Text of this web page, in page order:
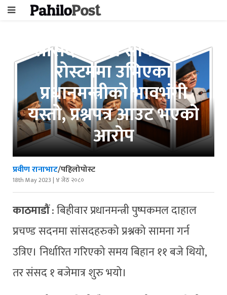
सांसदको प्रश्न सामना गर्न
रोस्टममा उभिएका
प्रधानमन्त्रीको भावभंगी
यस्तो, प्रश्नपत्र आउट भएको
आरोप
प्रवीण रानाभाट/पहिलोपोस्ट
18th May 2023 | ४ जेठ २०८०
काठमाडौं: बिहीवार प्रधानमन्त्री पुष्पकमल दाहाल
प्रचण्ड सदनमा सांसदहरुको प्रश्नको सामना गर्न
उत्रिए। निर्धारित गरिएको समय बिहान ११ बजे थियो,
तर संसद १ बजेमात्र शुरु भयो।